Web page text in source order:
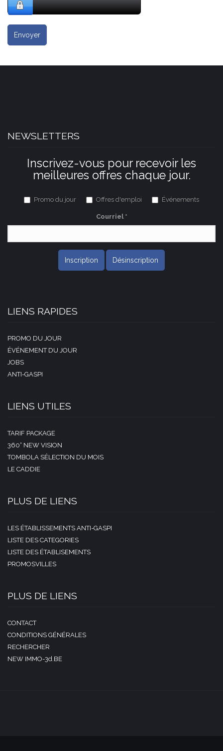
Envoyer
NEWSLETTERS
Inscrivez-vous pour recevoir les
meilleures offres chaque jour.
Promo du jour Offres d'emploi Événements
Courriel *
Inscription Désinscription
LIENS RAPIDES
PROMO DU JOUR
ÉVÉNEMENT DU JOUR
JOBS
ANTI-GASPI
LIENS UTILES
TARIF PACKAGE
360° NEW VISION
TOMBOLA SÉLECTION DU MOIS
LE CADDIE
PLUS DE LIENS
LES ÉTABLISSEMENTS ANTI-GASPI
LISTE DES CATEGORIES
LISTE DES ÉTABLISEMENTS
PROMOSVILLES
PLUS DE LIENS
CONTACT
CONDITIONS GÉNÉRALES
RECHERCHER
NEW IMMO-3d.BE